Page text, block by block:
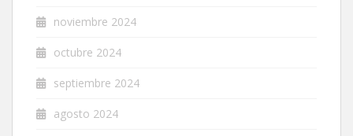
noviembre 2024
octubre 2024
septiembre 2024
agosto 2024